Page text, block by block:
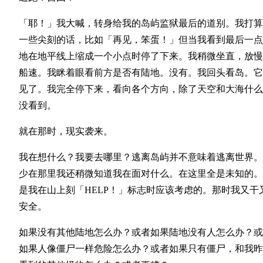
「耶！」我大喊，转身给我的岛屿监狱最后的道别。我打
一些尖刻的话，比如「再见，笨蛋！」但当我看到最后一
地在地平线上缩成一个小点时停了下来。我稍微坐直，放
船速。我眯着眼看前方是否有陆地。没有。我回头看岛。
见了。我完全停下来，看向各个方向，除了天空和大海什
没看到。
就在那时，现实袭来。
我在想什么？我要去哪里？逃离岛屿并不意味着逃离世界
少在那里我还稍微知道我在面对什么。在这里全是未知的
是我在山上刻「HELP！」标志时应该考虑的。那时我又干
安全。
如果没有其他陆地怎么办？或者如果陆地没有人怎么办？
如果人像僵尸一样危险怎么办？或者如果只有僵尸，和我